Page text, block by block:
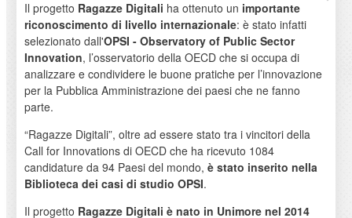
Il progetto Ragazze Digitali ha ottenuto un importante
riconoscimento di livello internazionale: è stato infatti
selezionato dall'OPSI - Observatory of Public Sector
Innovation, l’osservatorio della OECD che si occupa di
analizzare e condividere le buone pratiche per l’innovazione
per la Pubblica Amministrazione dei paesi che ne fanno
parte.
“Ragazze Digitali”, oltre ad essere stato tra i vincitori della
Call for Innovations di OECD che ha ricevuto 1084
candidature da 94 Paesi del mondo, è stato inserito nella
Biblioteca dei casi di studio OPSI.
Il progetto Ragazze Digitali è nato in Unimore nel 2014